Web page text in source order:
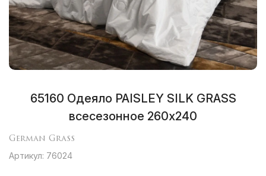
65160 Одеяло PAISLEY SILK GRASS
всесезонное 260х240
German Grass
Артикул: 76024